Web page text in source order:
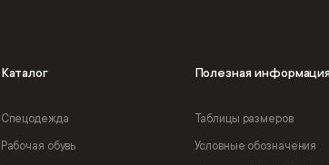
Каталог
Спецодежда
Рабочая обувь
Полезная
Таблицы размеров
Условные обозначения